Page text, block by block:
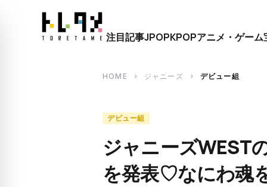
close
注目記事JPOPKPOPアニメ・ゲーム
HOME chevron_right ジャニーズ chevron_right デビュー組
デビュー組
ジャニーズWEST
を発表♡なにわ魂